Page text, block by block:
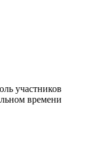
участников
времени